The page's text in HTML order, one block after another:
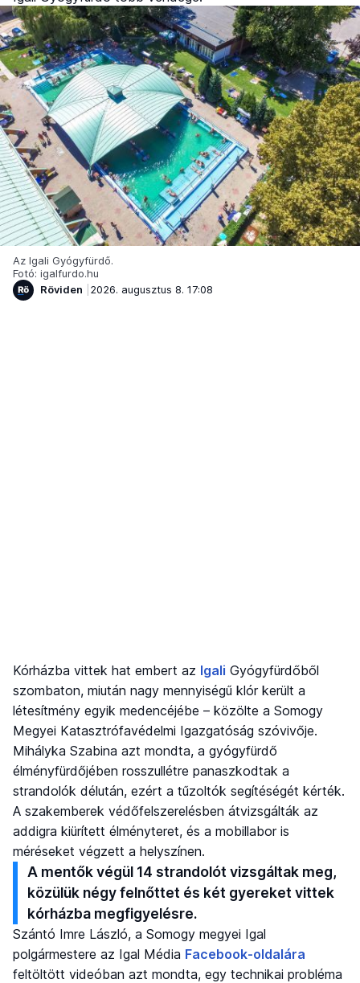
Az Igali Gyógyfürdő.
Fotó: igalfurdo.hu
Röviden
2026. augusztus 8. 17:08
Kórházba vittek hat embert az Igali Gyógyfürdőből
szombaton, miután nagy mennyiségű klór került a
létesítmény egyik medencéjébe – közölte a Somogy
Megyei Katasztrófavédelmi Igazgatóság szóvivője.
Mihályka Szabina azt mondta, a gyógyfürdő
élményfürdőjében rosszullétre panaszkodtak a
strandolók délután, ezért a tűzoltók segítéségét kérték.
A szakemberek védőfelszerelésben átvizsgálták az
addigra kiürített élményteret, és a mobillabor is
méréseket végzett a helyszínen.
A mentők végül 14 strandolót vizsgáltak meg,
közülük négy felnőttet és két gyereket vittek
kórházba megfigyelésre.
Szántó Imre László, a Somogy megyei Igal
polgármestere az Igal Média Facebook-oldalára
feltöltött videóban azt mondta, egy technikai probléma